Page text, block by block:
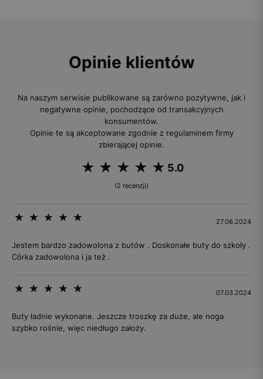
Opinie klientów
Na naszym serwisie publikowane są zarówno pozytywne, jak i
negatywne opinie, pochodzące od transakcyjnych
konsumentów.
Opinie te są akceptowane zgodnie z regulaminem firmy
zbierającej opinie.
5.0
(2 recenzji)
27.06.2024
Jestem bardzo zadowolona z butów . Doskonałe buty do szkoły .
Córka zadowolona i ja też .
07.03.2024
Buty ładnie wykonane. Jeszcze troszkę za duże, ale noga
szybko rośnie, więc niedługo założy.